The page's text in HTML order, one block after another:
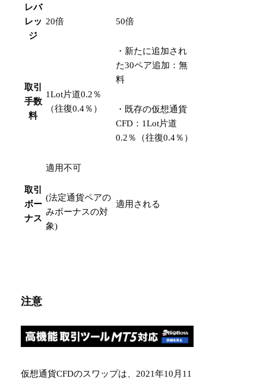
レバ
レッ
ジ
20倍 50倍
取引
手数
料
1Lot片道0.2％
（往復0.4％）
・新たに追加され
た30ペア追加：無
料
・既存の仮想通貨
CFD：1Lot片道
0.2％（往復0.4％）
取引
ボー
ナス
適用不可
(法定通貨ペアの
みボーナスの対
象)
適用される
注意
仮想通貨CFDのスワップは、2021年10月11